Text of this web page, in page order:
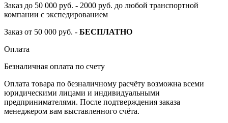
Заказ до 50 000 руб. - 2000 руб. до любой транспортной
компании с экспедированием
Заказ от 50 000 руб. - БЕСПЛАТНО
Оплата
Безналичная оплата по счету
Оплата товара по безналичному расчёту возможна всеми
юридическими лицами и индивидуальными
предпринимателями. После подтверждения заказа
менеджером вам выставленного счёта.